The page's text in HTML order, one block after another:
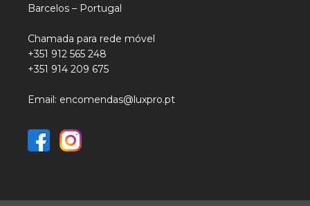
Barcelos – Portugal
Chamada para rede móvel
+351 912 565 248
+351 914 209 675
Email: encomendas@luxpro.pt